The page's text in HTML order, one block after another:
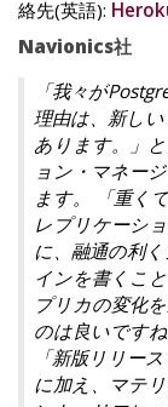
絡先(英語):
Navionics社
「我々が
理由は、新し
あります。」
ョン・マネー
ます。 「重く
レプリケーシ
に、融通の利
インを書くこ
プリカの変化
のは良いですね
「新版リリー
に加え、マテ